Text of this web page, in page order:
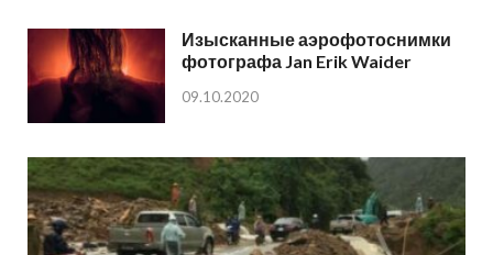
Изысканные аэрофотоснимки
фотографа Jan Erik Waider
09.10.2020